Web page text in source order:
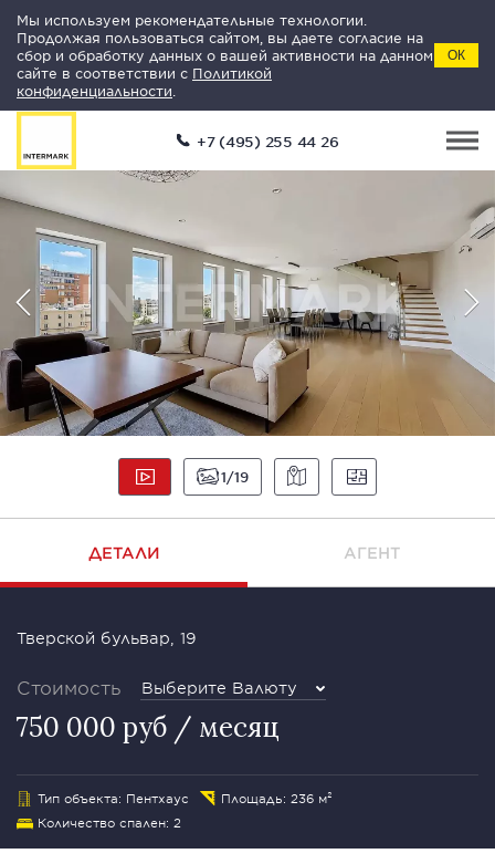
Мы используем рекомендательные технологии.
Продолжая пользоваться сайтом, вы даете согласие на
сбор и обработку данных о вашей активности на данном
сайте в соответствии с Политикой
конфиденциальности
ОК
+7 (495) 255 44 26
1 19
ДЕТАЛИ АГЕНТ
Тверской бульвар, 19
Стоимость Выберите Валюту
750 000 руб / месяц
Тип объекта: Пентхаус
Площадь: 236 м²
Количество спален: 2